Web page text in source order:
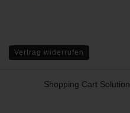
Vertrag widerrufen
Shopping Cart Solution